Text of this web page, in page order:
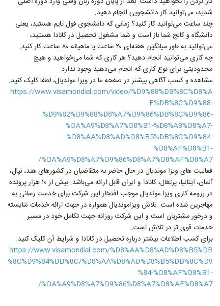
شدید، می‌توانید کار دانشجویی انجام دهید.
چند ساعت می‌توانید کار کنید؟ زمانی که دانشجوی فول تایم هستید، یعنی
دانشگاه و کالج شما باز است و شما مشغول تحصیل در کانادا هستید،
می‌توانید به طور میانگین هفته‌ای ۲۰ ساعت یا ماهیانه ۸۰ ساعت کار کنید.
چه کاری می‌توانید انجام دهید؟ هر کاری که شما می‌خواهید و هیچ
محدودیتی برای نوع کاری که انجام می‌دهید وجود ندارد.
مشاهده و کسب آگاهی بیشتر در صفحه ما در ویزا موندیال، لطفا کلیک کنید.
https://www.visamondial.com/video/%D9%88%DB%8C%D8%A
F%DB%8C%D9%88-
%D9%82%D9%88%D8%A7%D9%86%DB%8C%D9%86-
%DA%A9%D8%A7%D8%B1-%D8%A8%D8%A7-
%D8%AA%D8%AD%D8%B5%DB%8C%D9%84-
%D8%AF%D8%B1-
%DA%A9%D8%A7%D9%86%D8%A7%D8%AF%D8%A7/
فعالیت های ویزا موندیال در حال حاضر به متقاضیان در کشورهای هند، نپال،
آلمان، ایتالیا، پرتغال، کانادا و ایران قابل ارائه می‌باشد. بیش از ۱۰ هزار پرونده
در رزومه کاری ویزا موندیال موجب افتخار این شرکت برای خدمت رسانی به
مهاجرین شده است. تلاش ویزاموندیال همواره در جهت ارائه خدمات شایسته
و درخور مشتریان است و این شرکت روزانه جهت تکامل خود در مسیر
خدمات قوی تر در تلاش است.
برای کسب اطلاعات بیشتر درباره تحصیل در کانادا و شرایط آن کلیک کنید.
https://www.visamondial.com/%D8%AA%D8%AD%D8%B5%DB
%8C%D9%84%DB%8C/%D8%AA%D8%AD%D8%B5%DB%8C%D9
%84-%D8%AF%D8%B1-
%DA%A9%D8%A7%D9%86%D8%A7%D8%AF%D8%A7/